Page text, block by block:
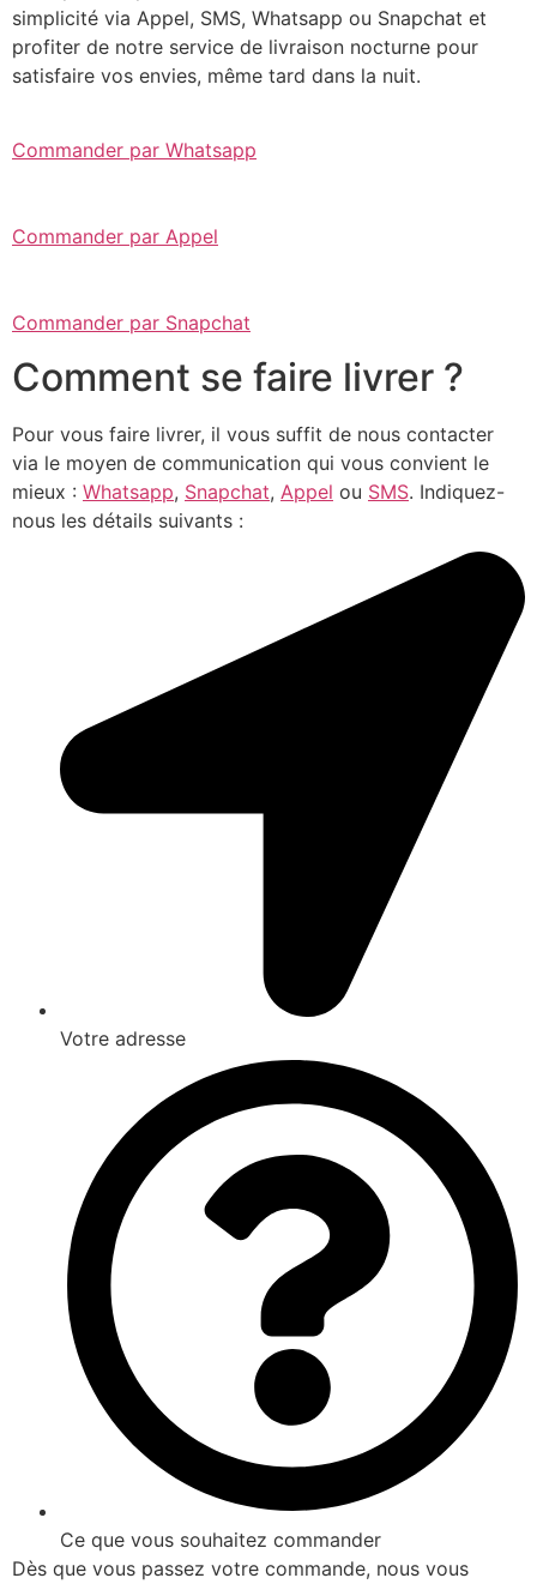
simplicité via Appel, SMS, Whatsapp ou Snapchat et
profiter de notre service de livraison nocturne pour
satisfaire vos envies, même tard dans la nuit.
Commander par Whatsapp
Commander par Appel
Commander par Snapchat
Comment se faire livrer ?
Pour vous faire livrer, il vous suffit de nous contacter
via le moyen de communication qui vous convient le
mieux : Whatsapp, Snapchat, Appel ou SMS. Indiquez-
nous les détails suivants :
Votre adresse
Ce que vous souhaitez commander
Dès que vous passez votre commande, nous vous